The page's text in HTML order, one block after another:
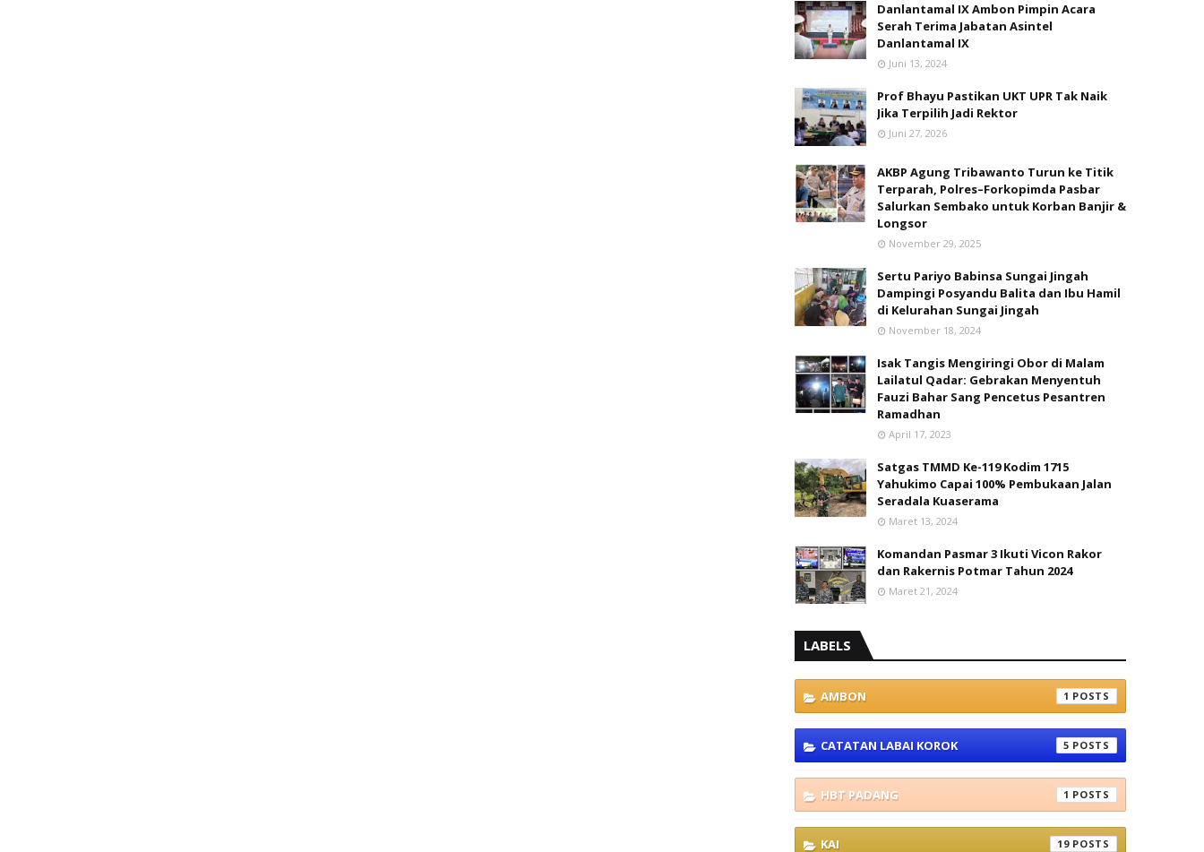
Danlantamal IX Ambon Pimpin Acara
Serah Terima Jabatan Asintel
Danlantamal IX
Juni 13, 2024
Prof Bhayu Pastikan UKT UPR Tak Naik
Jika Terpilih Jadi Rektor
Juni 27, 2026
AKBP Agung Tribawanto Turun ke Titik
Terparah, Polres–Forkopimda Pasbar
Salurkan Sembako untuk Korban Banjir &
Longsor
November 29, 2025
Sertu Pariyo Babinsa Sungai Jingah
Dampingi Posyandu Balita dan Ibu Hamil
di Kelurahan Sungai Jingah
November 18, 2024
Isak Tangis Mengiringi Obor di Malam
Lailatul Qadar: Gebrakan Menyentuh
Fauzi Bahar Sang Pencetus Pesantren
Ramadhan
April 17, 2023
Satgas TMMD Ke-119 Kodim 1715
Yahukimo Capai 100% Pembukaan Jalan
Seradala Kuaserama
Maret 13, 2024
Komandan Pasmar 3 Ikuti Vicon Rakor
dan Rakernis Potmar Tahun 2024
Maret 21, 2024
LABELS
AMBON 1
CATATAN LABAI KOROK 5
HBT PADANG 1
KAI 19